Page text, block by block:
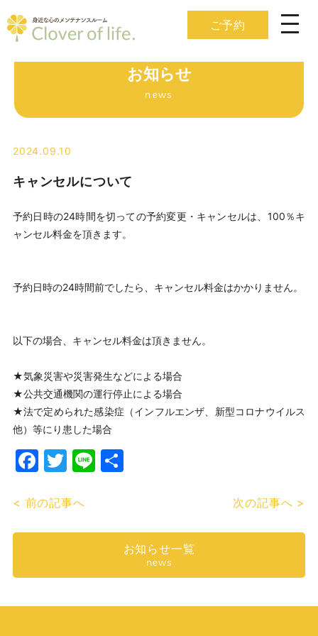
ご予約
お知らせ
news
2024.09.10
キャンセルについて
予約日時の24時間を切っての予約変更・キャンセルは、100％キ
ャンセル料金を頂きます。
予約日時の24時間前でしたら、キャンセル料金はかかりません。
以下の場合、キャンセル料金は頂きません。
★気象災害や災害発生などによる場合
★公共交通機関の運行停止による場合
★法で定められた感染症（インフルエンザ、新型コロナウイルス
他）等にり患した場合
Facebook
Twitter
Line共
< 前の記事へ 次の記事へ >
お知らせ一覧
news